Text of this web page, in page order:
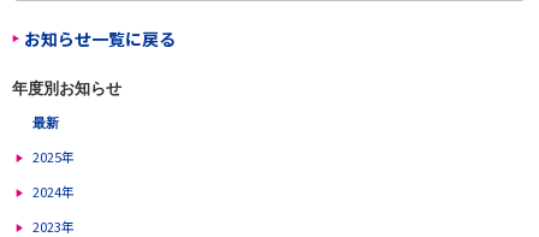
お知らせ一覧に戻る
年度別お知らせ
最新
2025年
2024年
2023年